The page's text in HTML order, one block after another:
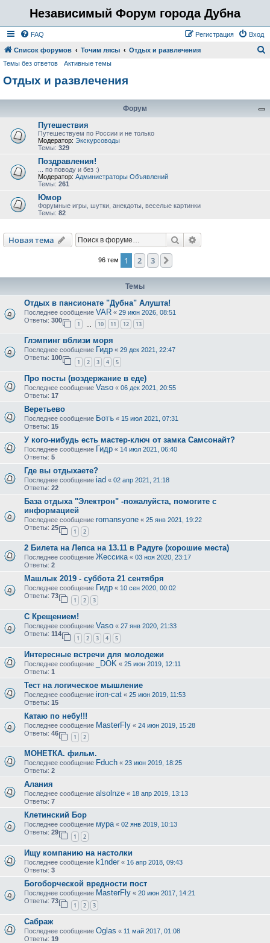
Независимый Форум города Дубна
FAQ Вход
Регистрация
Список форумов Точим лясы Отдых и развлечения
Темы без ответов Активные темы
Отдых и развлечения
Форум
Путешествия
Путешествуем по России и не только
Модератор: Экскурсоводы
Темы: 329
Поздравления!
... по поводу и без :)
Модератор: Администраторы Объявлений
Темы: 261
Юмор
Форумные игры, шутки, анекдоты, веселые картинки
Темы: 82
Новая тема Поиск
96 тем 1 2 3
Темы
Отдых в пансионате "Дубна" Алушта!
Последнее сообщение VAR « 29 июн 2026, 08:51
Ответы: 300
1 10 11 12 13
Глэмпинг вблизи моря
Последнее сообщение Гидр « 29 дек 2021, 22:47
Ответы: 100
1 2 3 4 5
Про посты (воздержание в еде)
Последнее сообщение Vaso « 06 дек 2021, 20:55
Ответы: 17
Веретьево
Последнее сообщение Ботъ « 15 июл 2021, 07:31
Ответы: 15
У кого-нибудь есть мастер-ключ от замка Самсонайт?
Последнее сообщение Гидр « 14 июл 2021, 06:40
Ответы: 5
Где вы отдыхаете?
Последнее сообщение iad « 02 апр 2021, 21:18
Ответы: 22
База отдыха "Электрон" -пожалуйста, помогите с
информацией
Последнее сообщение romansyone « 25 янв 2021, 19:22
Ответы: 25
1 2
2 Билета на Лепса на 13.11 в Радуге (хорошие места)
Последнее сообщение Жессика« 03 ноя 2020, 23:17
Ответы: 2
Машлык 2019 - суббота 21 сентября
Последнее сообщение Гидр « 10 сен 2020, 00:02
Ответы: 73
1 2 3
С Крещением!
Последнее сообщение Vaso « 27 янв 2020, 21:33
Ответы: 114
1 2 3 4 5
Интересные встречи для молодежи
Последнее сообщение _DOK « 25 июн 2019, 12:11
Ответы: 1
Тест на логическое мышление
Последнее сообщение iron-cat « 25 июн 2019, 11:53
Ответы: 15
Катаю по небу!!!
Последнее сообщение MasterFly « 24 июн 2019, 15:28
Ответы: 46
1 2
МОНЕТКА. фильм.
Последнее сообщение Fduch « 23 июн 2019, 18:25
Ответы: 2
Алания
Последнее сообщение alsolnze « 18 апр 2019, 13:13
Ответы: 7
Клетинский Бор
Последнее сообщение мура « 02 янв 2019, 10:13
Ответы: 29
1 2
Ищу компанию на настолки
Последнее сообщение k1nder « 16 апр 2018, 09:43
Ответы: 3
Богоборческой вредности пост
Последнее сообщение MasterFly « 20 июн 2017, 14:21
Ответы: 73
1 2 3
Сабраж
Последнее сообщение Oglas « 11 май 2017, 01:08
Ответы: 19